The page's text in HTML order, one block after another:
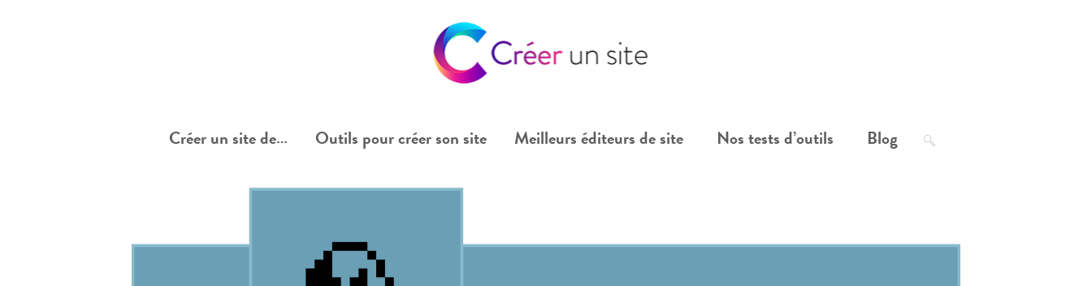
Créer un site de… Outils pour créer son site Meilleurs éditeurs de site Nos tests d’outils Blog